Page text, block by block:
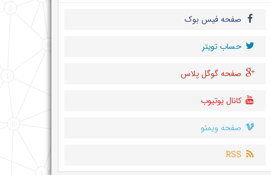
صفحه فیس بوک
حساب تويتر
صفحه گوگل پلاس
کانال یوتیوب
صفحه ویمئو